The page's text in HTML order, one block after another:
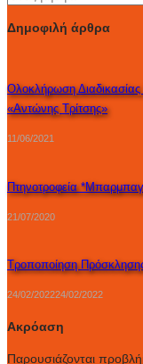
Δημοφιλή άρθρα
Ολοκλήρωση
«Αντώνης Τρίτσης»
11/06/2021
Πτηνοτροφεία
21/07/2020
Τροποποίηση
24/02/202224/02/2022
Ακρόαση
Παρουσιάζονται